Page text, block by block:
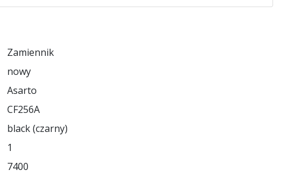
Zamiennik
nowy
Asarto
CF256A
black (czarny)
1
7400